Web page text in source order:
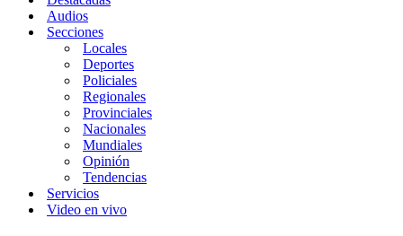
Audios
Secciones
Locales
Deportes
Policiales
Regionales
Provinciales
Nacionales
Mundiales
Opinión
Tendencias
Servicios
Video en vivo